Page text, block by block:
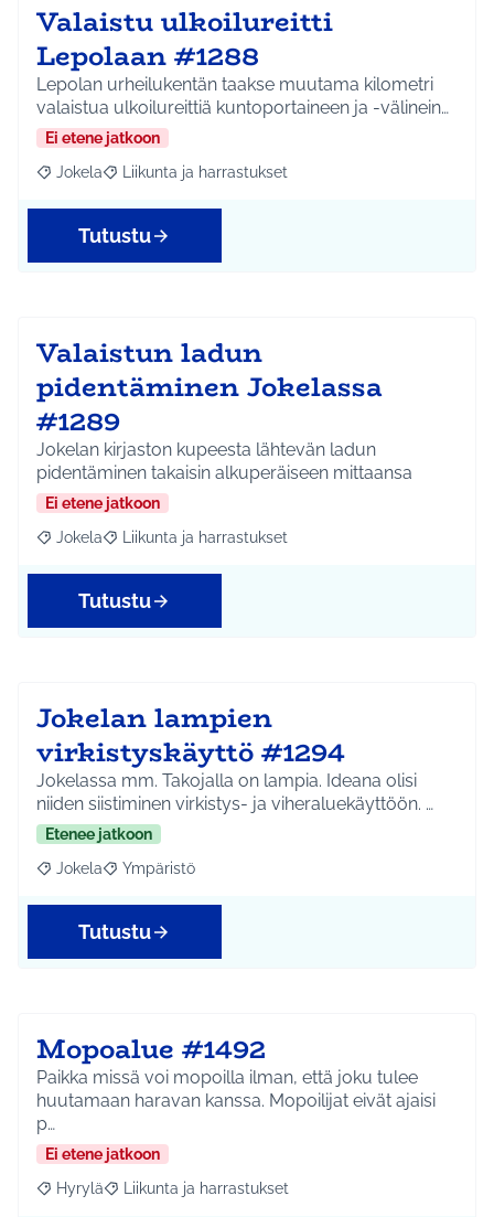
Valaistu ulkoilureitti
Lepolaan #1288
Lepolan urheilukentän taakse muutama kilometri
valaistua ulkoilureittiä kuntoportaineen ja -välinein…
Ei etene jatkoon
Rajaa tulokset aihepiirin mukaan: Jokela
Jokela Rajaa tulokset teeman mukaan: Liikunta ja
Liikunta ja harrastukset
Tutustu
Valaistun ladun
pidentäminen Jokelassa
#1289
Jokelan kirjaston kupeesta lähtevän ladun
pidentäminen takaisin alkuperäiseen mittaansa
Ei etene jatkoon
Rajaa tulokset aihepiirin mukaan: Jokela
Jokela Rajaa tulokset teeman mukaan: Liikunta ja
Liikunta ja harrastukset
Tutustu
Jokelan lampien
virkistyskäyttö #1294
Jokelassa mm. Takojalla on lampia. Ideana olisi
niiden siistiminen virkistys- ja viheraluekäyttöön. …
Etenee jatkoon
Rajaa tulokset aihepiirin mukaan: Jokela
Jokela Rajaa tulokset teeman mukaan: Ympäristö
Ympäristö
Tutustu
Mopoalue #1492
Paikka missä voi mopoilla ilman, että joku tulee
huutamaan haravan kanssa. Mopoilijat eivät ajaisi
p…
Ei etene jatkoon
Rajaa tulokset aihepiirin mukaan: Hyrylä
Hyrylä Rajaa tulokset teeman mukaan: Liikunta ja
Liikunta ja harrastukset